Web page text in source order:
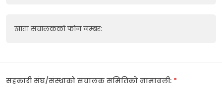
खाता संचालकको फोन नम्बर:
सहकारी संघ/संस्थाको संचालक समितिको नामावली: *